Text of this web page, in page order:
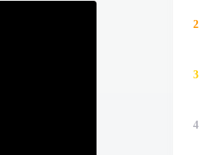
2
3
4